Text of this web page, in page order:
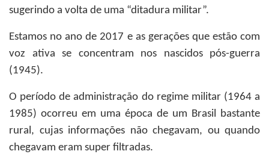
sugerindo a volta de uma “ditadura militar”.
Estamos no ano de 2017 e as gerações que estão com
voz ativa se concentram nos nascidos pós-guerra
(1945).
O período de administração do regime militar (1964 a
1985) ocorreu em uma época de um Brasil bastante
rural, cujas informações não chegavam, ou quando
chegavam eram super filtradas.